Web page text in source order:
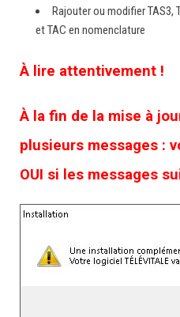
Rajouter ou modifier TAS3,
et TAC en nomenclature
À lire attentivement !
À la fin de la mise à
plusieurs messages :
OUI si les messages